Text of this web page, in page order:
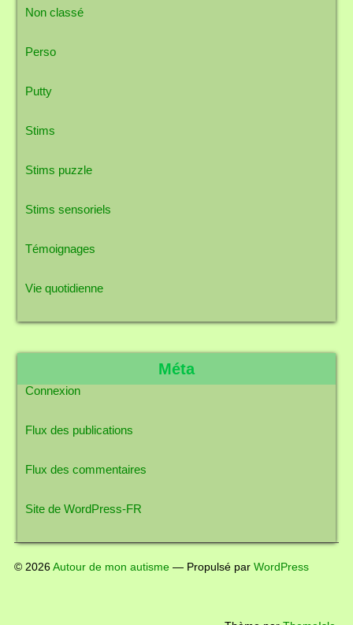
Non classé
Perso
Putty
Stims
Stims puzzle
Stims sensoriels
Témoignages
Vie quotidienne
Méta
Connexion
Flux des publications
Flux des commentaires
Site de WordPress-FR
© 2026Autour de mon autisme— Propulsé par WordPress